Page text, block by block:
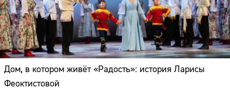
Дом, в котором живёт «Радость»: история Ларисы
Феоктистовой